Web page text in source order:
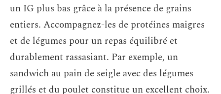
un IG plus bas grâce à la présence de grains
entiers. Accompagnez-les de protéines maigres
et de légumes pour un repas équilibré et
durablement rassasiant. Par exemple, un
sandwich au pain de seigle avec des légumes
grillés et du poulet constitue un excellent choix.